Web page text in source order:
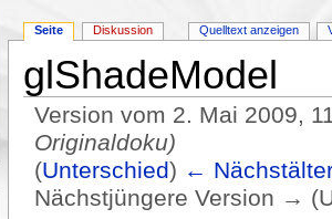
glShadeModel
Version vom 2. Mai 2009,
Originaldoku)
(Unterschied) ←
Nächstjüngere Version →
Seite Diskussion Quelltext anzeigen